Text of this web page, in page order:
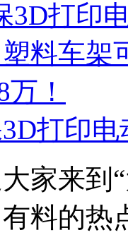
打印
家来到
料的热